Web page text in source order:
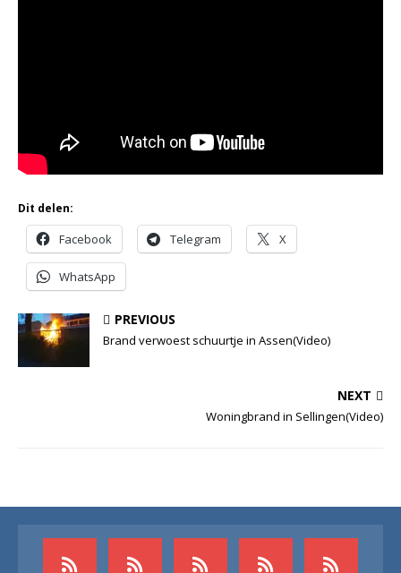
Dit delen:
Facebook Telegram X
WhatsApp
PREVIOUS
Brand verwoest schuurtje in Assen(Video)
NEXT
Woningbrand in Sellingen(Video)